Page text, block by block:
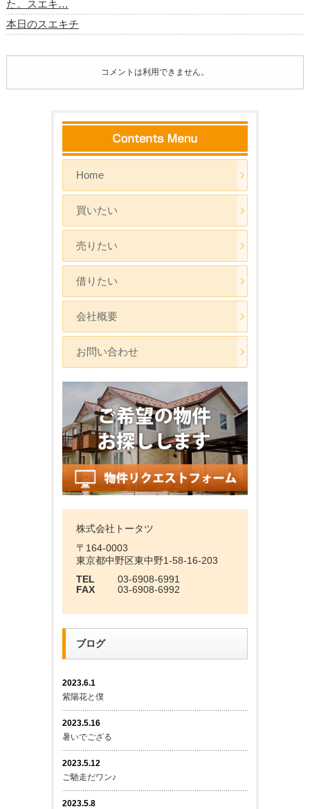
た。スエキ…
本日のスエキチ
コメントは利用できません。
Home
買いたい
売りたい
借りたい
会社概要
お問い合わせ
株式会社トータツ
〒164-0003
東京都中野区東中野1-58-16-203
TEL
03-6908-6991
FAX
03-6908-6992
ブログ
2023.6.1
紫陽花と僕
2023.5.16
暑いでござる
2023.5.12
ご馳走だワン♪
2023.5.8